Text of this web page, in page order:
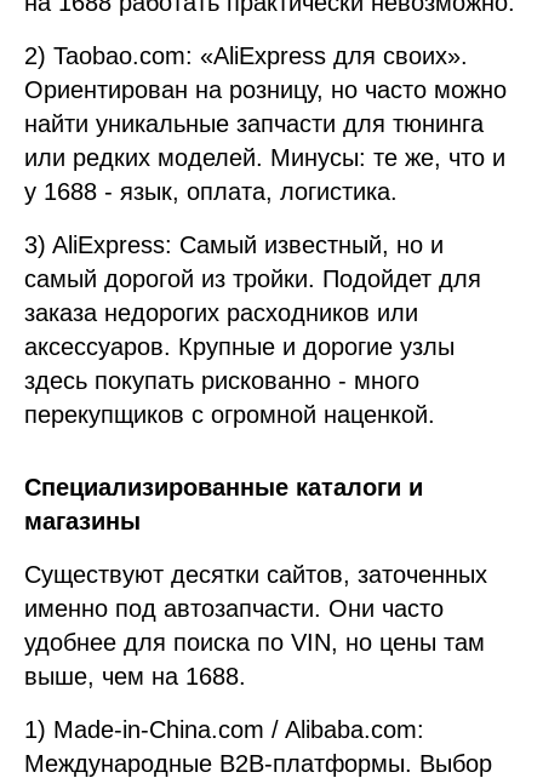
2) Taobao.com: «AliExpress для своих».
Ориентирован на розницу, но часто можно
найти уникальные запчасти для тюнинга
или редких моделей. Минусы: те же, что и
у 1688 - язык, оплата, логистика.
3) AliExpress: Самый известный, но и
самый дорогой из тройки. Подойдет для
заказа недорогих расходников или
аксессуаров. Крупные и дорогие узлы
здесь покупать рискованно - много
перекупщиков с огромной наценкой.
Специализированные каталоги и
магазины
Существуют десятки сайтов, заточенных
именно под автозапчасти. Они часто
удобнее для поиска по VIN, но цены там
выше, чем на 1688.
1) Made-in-China.com / Alibaba.com:
Международные B2B-платформы. Выбор